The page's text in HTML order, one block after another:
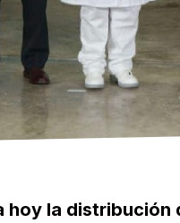
hoy la distribución